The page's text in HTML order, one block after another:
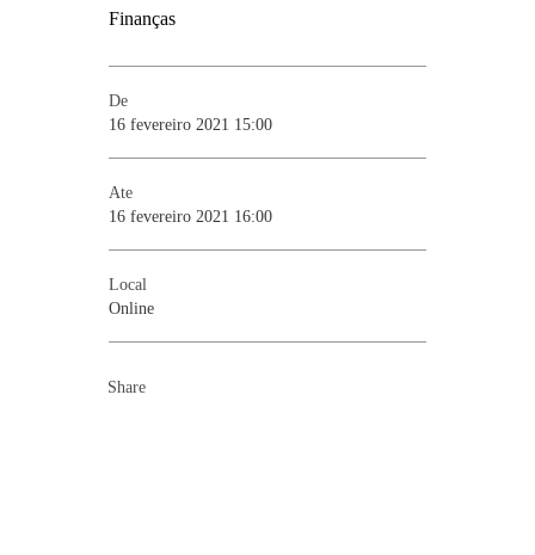
De
16 fevereiro 2021 15:00
Ate
16 fevereiro 2021 16:00
Local
Online
Share